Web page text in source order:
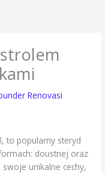
Renovasi
to popularny steryd
doustnej oraz
unikalne cechy,